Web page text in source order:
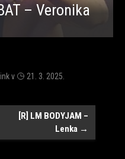
– Veronika
v 21. 3. 2025
[R] LM BODYJAM –
Lenka →